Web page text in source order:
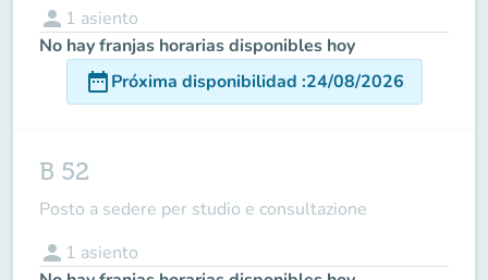
person 1 asiento
No hay franjas horarias disponibles hoy
date_rangePróxima disponibilidad :24/08/2026
B 52
Posto a sedere per studio e consultazione
person 1 asiento